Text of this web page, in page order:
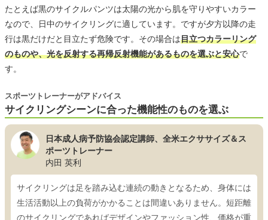
たとえば黒のサイクルパンツは太陽の光から肌を守りやすいカラー
なので、日中のサイクリングに適しています。ですが夕方以降の走
行は黒だけだと目立たず危険です。その場合は目立つカラーリング
のものや、光を反射する再帰反射機能があるものを選ぶと安心で
す。
サイクリングシーンに合った機能性のものを選ぶ
スポーツトレーナーがアドバイス
日本成人病予防協会認定講師、全米エクササイズ＆ス
ポーツトレーナー
内田 英利
サイクリングは足を踏み込む連続の動きとなるため、身体には
生活活動以上の負荷がかかることは間違いありません。短距離
のサイクリングであればデザインやファッション性、価格が重